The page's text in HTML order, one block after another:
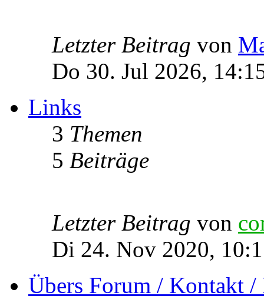
Letzter Beitrag von
Do 30. Jul 2026,
Links
3 Themen
5 Beiträge
Letzter Beitrag von
Di 24. Nov 2020,
Übers Forum / Kontakt /